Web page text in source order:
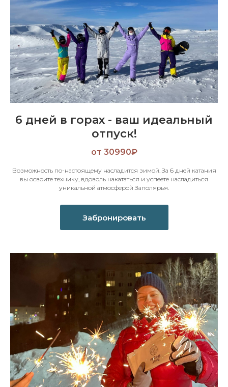
6 дней в горах - ваш идеальный
отпуск!
от 30990₽
Возможность по-настоящему насладится зимой. За 6 дней катания
вы освоите технику, вдоволь накататься и успеете насладиться
уникальной атмосферой Заполярья.
Забронировать